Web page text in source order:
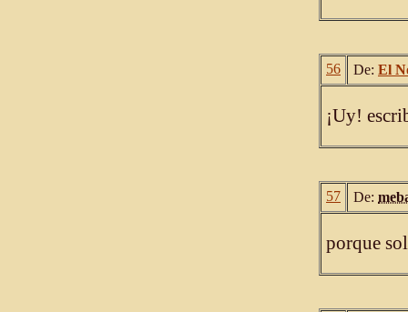
56 De: El
¡Uy!
57 De:
porque